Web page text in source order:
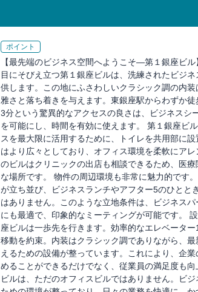
ポイント
【最先端のビジネス空間へようこそ―第１銀座ビ
目にそびえ立つ第１銀座ビルは、洗練されたビジ
供します。この地にふさわしいクラシック調の内
雅さと落ち着きを与えます。東銀座駅からわずか
3分という驚異的なアクセスの良さは、ビジネスシ
を可能にし、時間を有効に使えます。 第１銀座ビ
スを最大限に活用するために、トイレを共用部に
はより広々としており、オフィス環境を柔軟にアレ
のビルはクリニックの出店も相談できるため、医
な場所です。 物件の周辺環境も非常に魅力的です
が立ち並び、ビジネスランチやアフター5のひとと
はありません。このような立地条件は、ビジネス
にも最適で、印象的なミーティングが可能です。
座ビルは一歩先を行きます。効率的なエレベータ
移動を約束。内装はクラシック調でありながら、
えるための設備が整っています。これにより、企
めることができるだけでなく、従業員の満足度も
ビルは、ただのオフィスビルではありません。ビ